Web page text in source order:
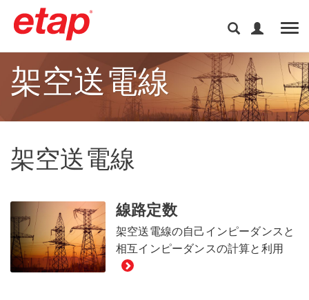
架空送電線
架空送電線
線路定数
架空送電線の自己インピーダンスと
相互インピーダンスの計算と利用